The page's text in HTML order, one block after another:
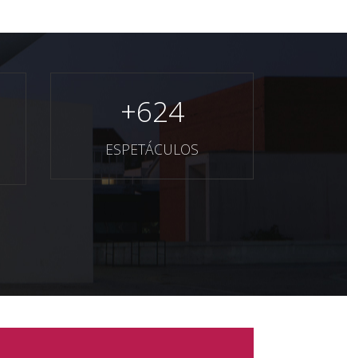
+624
ESPETÁCULOS